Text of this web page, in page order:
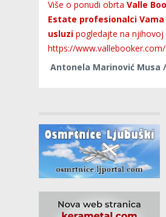
Više o ponudi obrta Valle
Estate profesionalci Vama
usluzi pogledajte na njihovoj
https://www.vallebooker.com/
Antonela Marinović Musa